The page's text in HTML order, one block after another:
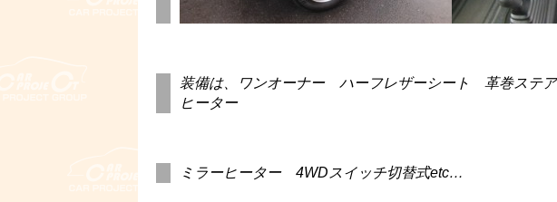
装備は、ワンオーナー ハーフレザーシート 革巻ステ
ヒーター
ミラーヒーター 4WDスイッチ切替式etc…